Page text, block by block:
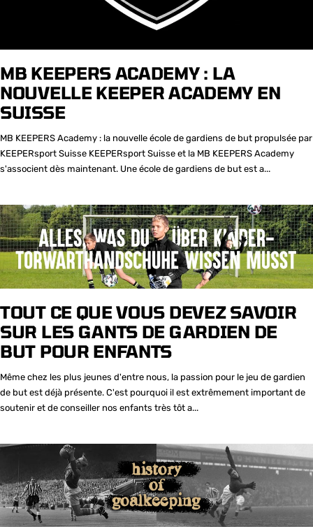
MB KEEPERS ACADEMY : LA
NOUVELLE KEEPER ACADEMY EN
SUISSE
MB KEEPERS Academy : la nouvelle école de gardiens de but propulsée par
KEEPERsport Suisse KEEPERsport Suisse et la MB KEEPERS Academy
s'associent dès maintenant. Une école de gardiens de but est a...
TOUT CE QUE VOUS DEVEZ SAVOIR
SUR LES GANTS DE GARDIEN DE
BUT POUR ENFANTS
Même chez les plus jeunes d'entre nous, la passion pour le jeu de gardien
de but est déjà présente. C'est pourquoi il est extrêmement important de
soutenir et de conseiller nos enfants très tôt a...